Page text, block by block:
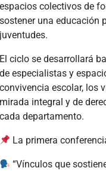
espacios colectivos de
sostener una educación
juventudes.
El ciclo se desarrollará
de especialistas y
convivencia escolar, los
mirada integral y de
cada departamento.
La primera
“Vínculos que